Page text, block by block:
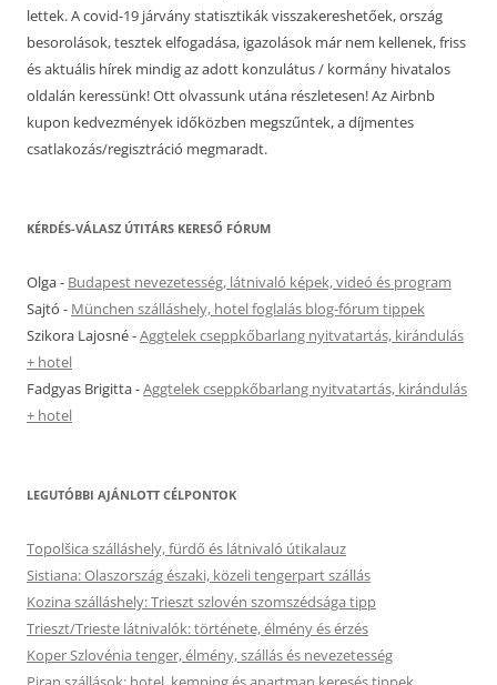
lettek. A covid-19 járvány statisztikák visszakereshetőek, ország
besorolások, tesztek elfogadása, igazolások már nem kellenek, friss
és aktuális hírek mindig az adott konzulátus / kormány hivatalos
oldalán keressünk! Ott olvassunk utána részletesen! Az Airbnb
kupon kedvezmények időközben megszűntek, a díjmentes
csatlakozás/regisztráció megmaradt.
KÉRDÉS-VÁLASZ ÚTITÁRS KERESŐ FÓRUM
Olga- Budapest nevezetesség, látnivaló képek, videó és program
Sajtó - München szálláshely, hotel foglalás blog-fórum tippek
Szikora Lajosné-Aggtelek cseppkőbarlang nyitvatartás, kirándulás
+ hotel
Fadgyas Brigitta-Aggtelek cseppkőbarlang nyitvatartás, kirándulás
+ hotel
LEGUTÓBBI AJÁNLOTT CÉLPONTOK
Topolšica szálláshely, fürdő és látnivaló útikalauz
Sistiana: Olaszország északi, közeli tengerpart szállás
Kozina szálláshely: Trieszt szlovén szomszédsága tipp
Trieszt/Trieste látnivalók: története, élmény és érzés
Koper Szlovénia tenger, élmény, szállás és nevezetesség